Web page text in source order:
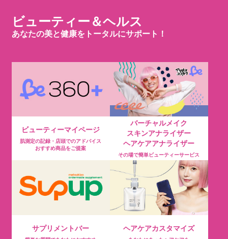
ビューティー＆ヘルス
あなたの美と健康をトータルにサポート！
ビューティーマイページ
肌測定の記録・店頭でのアドバイス
おすすめ商品をご提案
バーチャルメイク
スキンアナライザー
ヘアケアアナライザー
その場で簡単ビューティーサービス
サプリメントバー ヘアケアカスタマイズ